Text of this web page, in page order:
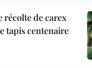
récolte de carex
tapis centenaire